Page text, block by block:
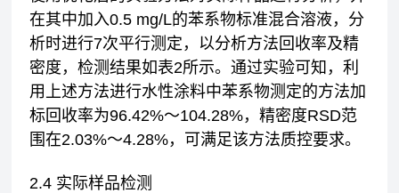
在其中加入0.5 mg/L的苯系物标准混合溶液，分
析时进行7次平行测定，以分析方法回收率及精
密度，检测结果如表2所示。通过实验可知，利
用上述方法进行水性涂料中苯系物测定的方法加
标回收率为96.42%～104.28%，精密度RSD范
围在2.03%～4.28%，可满足该方法质控要求。
2.4 实际样品检测